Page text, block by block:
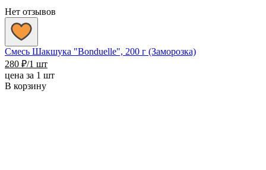
Нет отзывов
Смесь Шакшука "Bonduelle", 200 г (Заморозка)
280 ₽/1 шт
цена за 1 шт
В корзину